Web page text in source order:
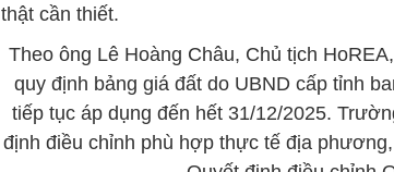
thật cần thiết.
Theo ông Lê Hoàng Châu, Chủ tịch
quy định bảng giá đất do UBND cấp tỉnh
tiếp tục áp dụng đến hết 31/12/2025.
định điều chỉnh phù hợp thực tế địa